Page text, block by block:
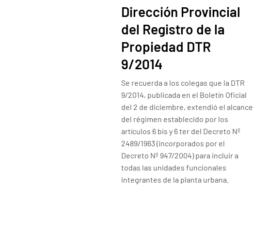
Dirección Provincial
del Registro de la
Propiedad DTR
9/2014
Se recuerda a los colegas que la DTR
9/2014, publicada en el Boletín Oficial
del 2 de diciembre, extendió el alcance
del régimen establecido por los
artículos 6 bis y 6 ter del Decreto Nº
2489/1963 (incorporados por el
Decreto Nº 947/2004) para incluir a
todas las unidades funcionales
integrantes de la planta urbana.